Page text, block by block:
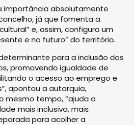
importância absolutamente
já que fomenta a
e, assim, configura um
e no futuro” do território.
para a inclusão dos
promovendo igualdade de
o acesso ao emprego e
apontou a autarquia,
mesmo tempo, “ajuda a
mais inclusiva, mais
para acolher a